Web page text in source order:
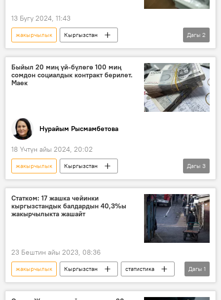
13 Бугу 2024, 11:43
жакырчылык
Кыргызстан
социалдык келишим
жөлөк пул
Дагы 2
Быйыл 20 миң үй-бүлөгө 100 миң
сомдон социалдык контракт берилет.
Маек
Нурайым Рысмамбетова
18 Үчтүн айы 2024, 20:02
жакырчылык
Кыргызстан
"Социалдык контракт" программасы
Гүлмайрам Автандил кызы
Дагы 3
Статком: 17 жашка чейинки
кыргызстандык балдардын 40,3%ы
жакырчылыкта жашайт
23 Бештин айы 2023, 08:36
жакырчылык Кыргызстан
статистика
балдар
Дагы 1